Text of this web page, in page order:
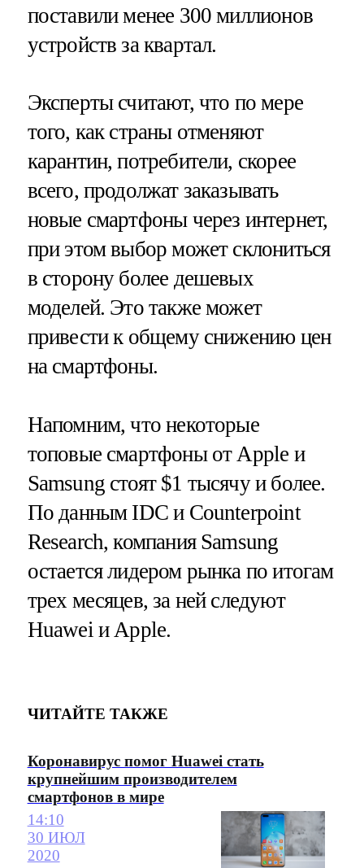
поставили менее 300 миллионов
устройств за квартал.
Эксперты считают, что по мере
того, как страны отменяют
карантин, потребители, скорее
всего, продолжат заказывать
новые смартфоны через интернет,
при этом выбор может склониться
в сторону более дешевых
моделей. Это также может
привести к общему снижению цен
на смартфоны.
Напомним, что некоторые
топовые смартфоны от Apple и
Samsung стоят $1 тысячу и более.
По данным IDC и Counterpoint
Research, компания Samsung
остается лидером рынка по итогам
трех месяцев, за ней следуют
Huawei и Apple.
ЧИТАЙТЕ ТАКЖЕ
Коронавирус помог Huawei стать
крупнейшим производителем
смартфонов в мире
14:10
30 ИЮЛ
2020